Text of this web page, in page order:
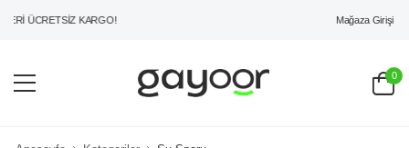
ÜCRETSİZ KARGO! Mağaza Girişi
0